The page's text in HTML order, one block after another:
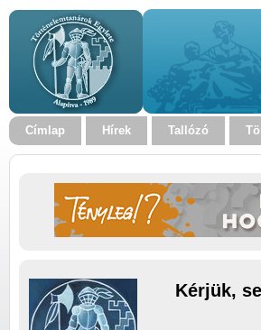
Címlap Hírek Tallózó
Kérjük,